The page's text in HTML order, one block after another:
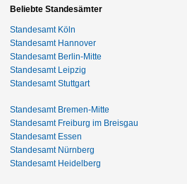
Beliebte Standesämter
Standesamt Köln
Standesamt Hannover
Standesamt Berlin-Mitte
Standesamt Leipzig
Standesamt Stuttgart
Standesamt Bremen-Mitte
Standesamt Freiburg im Breisgau
Standesamt Essen
Standesamt Nürnberg
Standesamt Heidelberg